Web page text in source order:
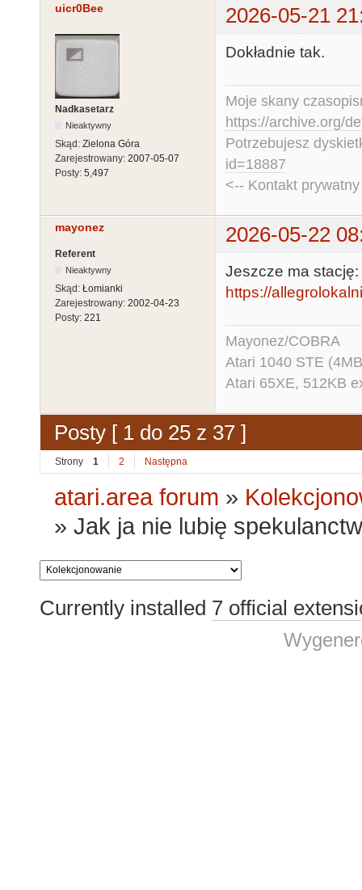
uicr0Bee 2026-05-21
Nadkasetarz
Nieaktywny
Skąd: Zielona Góra
Zarejestrowany: 2007-05-07
Posty: 5,497
Dokładnie tak.
Moje skany
https://archive.org/
Potrzebujesz
id=18887
<-- Kontakt
mayonez 2026-05-22
Referent
Nieaktywny
Skąd: Łomianki
Zarejestrowany: 2002-04-23
Posty: 221
Jeszcze ma stację:
https://
Mayonez/COBRA
Atari 1040 STE
Atari 65XE, 512KB
Posty [ 1 do 25 z 37 ]
Strony 1 2 Następna
atari.area forum »
»Jak ja nie lubię
Currently installed 7 official